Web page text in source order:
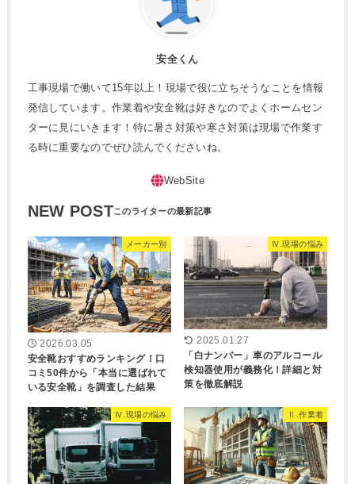
安全くん
工事現場で働いて15年以上！現場で役に立ちそうなことを情報
発信しています。作業着や安全靴は好きなのでよくホームセン
ターに見にいきます！特に暑さ対策や寒さ対策は現場で作業す
る時に重要なのでぜひ読んでくださいね。
NEW POST
メーカー別
2026.03.05
安全靴おすすめランキング！口
コミ50件から「本当に選ばれて
いる安全靴」を調査した結果
Ⅳ.現場の悩み
2025.01.27
「白ナンバー」車のアルコール
検知器使用が義務化！詳細と対
策を徹底解説
Ⅳ.現場の悩み Ⅱ.作業着